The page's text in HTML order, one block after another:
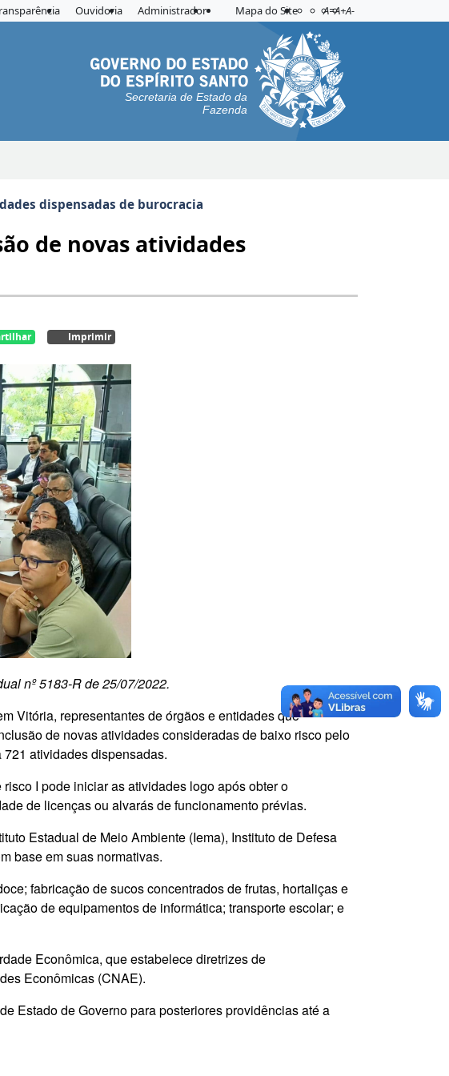
Ouvidoria Administrador Mapa do Site Acessibilidade
Aplicar contraste
A=A+A-
Secretaria de Estado da
Fazenda
dispensadas de burocracia
de novas atividades
Imprimir
nº 5183-R de 25/07/2022.
Vitória, representantes de órgãos e entidades que
de novas atividades consideradas de baixo risco pelo
atividades dispensadas.
I pode iniciar as atividades logo após obter o
de licenças ou alvarás de funcionamento prévias.
Estadual de Meio Ambiente (Iema), Instituto de Defesa
base em suas normativas.
fabricação de sucos concentrados de frutas, hortaliças e
de equipamentos de informática; transporte escolar; e
Econômica, que estabelece diretrizes de
Econômicas (CNAE).
Estado de Governo para posteriores providências até a